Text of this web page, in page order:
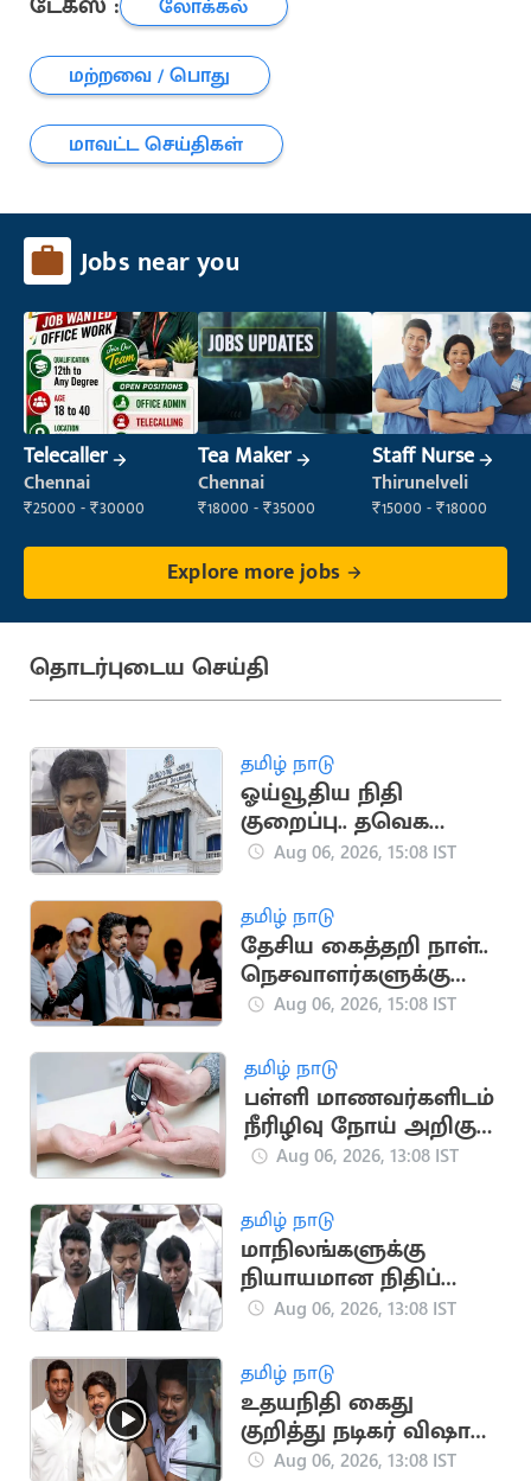
மற்றவை / பொது
மாவட்ட செய்திகள்
Jobs near you
Telecaller
Chennai
₹25000 - ₹30000
Tea Maker
Chennai
₹18000 - ₹35000
Staff Nurse
Thirunelveli
₹15000 - ₹18000
Explore more jobs
தொடர்புடைய செய்தி
தமிழ் நாடு
ஓய்வூதிய நிதி
குறைப்பு.. தவெக
அரசுக்கு தலைமைச்
கண்டனம்
Aug 06, 2026, 15:08 IST
தமிழ் நாடு
தேசிய கைத்தறி நாள்..
நெசவாளர்களுக்கு
முதலமைச்சர் விஜய்
Aug 06, 2026, 15:08 IST
தமிழ் நாடு
பள்ளி மாணவர்களிடம்
நீரிழிவு நோய் அறிகுறி
அதிகரிப்பு: அதிர்ச்சி
Aug 06, 2026, 13:08 IST
தமிழ் நாடு
மாநிலங்களுக்கு
நியாயமான நிதிப்
பகிர்வு.. நாளை
தனித் தீர்மானம்
Aug 06, 2026, 13:08 IST
தமிழ் நாடு
உதயநிதி கைது
குறித்து நடிகர் விஷால்
கருத்து
Aug 06, 2026, 13:08 IST